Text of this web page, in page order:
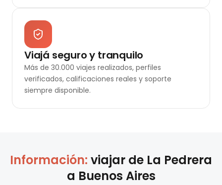
Viajá seguro y tranquilo
Más de 30.000 viajes realizados, perfiles
verificados, calificaciones reales y soporte
siempre disponible.
Información: viajar de La Pedrera
a Buenos Aires